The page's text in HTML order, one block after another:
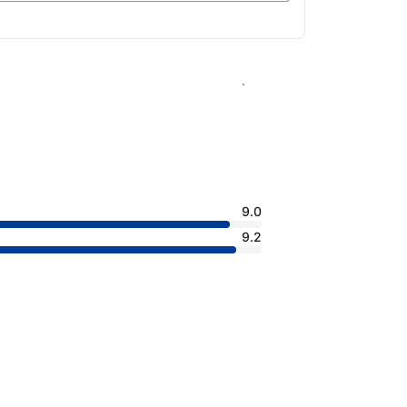
查看客房供應情況
9.0
9.2